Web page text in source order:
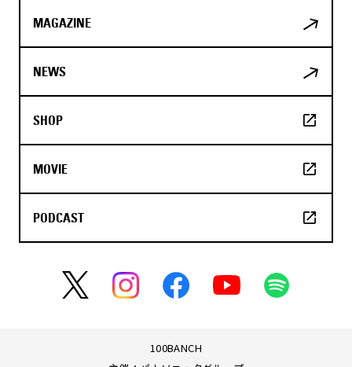
MAGAZINE
NEWS
SHOP
MOVIE
PODCAST
100BANCH